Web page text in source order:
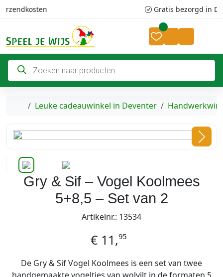
Skip to content
Skip to footer Gratis bezorgd in Deventer v.a 20,-
Account
Cart
P
o
d
Home
Leuke cadeauwinkel in Deventer
Gry & Sif – Vogel Koolmees
5+8,5 – Set van 2
Artikelnr.: 13534
€ 11,95
De Gry & Sif Vogel Koolmees is een set van twee